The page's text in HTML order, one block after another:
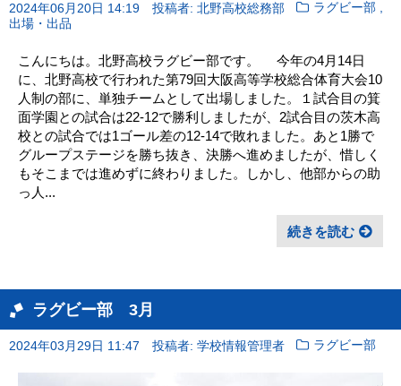
2024年06月20日 14:19 投稿者: 北野高校総務部 ラグビー部 ,
出場・出品
こんにちは。北野高校ラグビー部です。 今年の4月14日
に、北野高校で行われた第79回大阪高等学校総合体育大会10
人制の部に、単独チームとして出場しました。１試合目の箕
面学園との試合は22-12で勝利しましたが、2試合目の茨木高
校との試合では1ゴール差の12-14で敗れました。あと1勝で
グループステージを勝ち抜き、決勝へ進めましたが、惜しく
もそこまでは進めずに終わりました。しかし、他部からの助
っ人...
続きを読む
ラグビー部 3月
2024年03月29日 11:47 投稿者: 学校情報管理者 ラグビー部